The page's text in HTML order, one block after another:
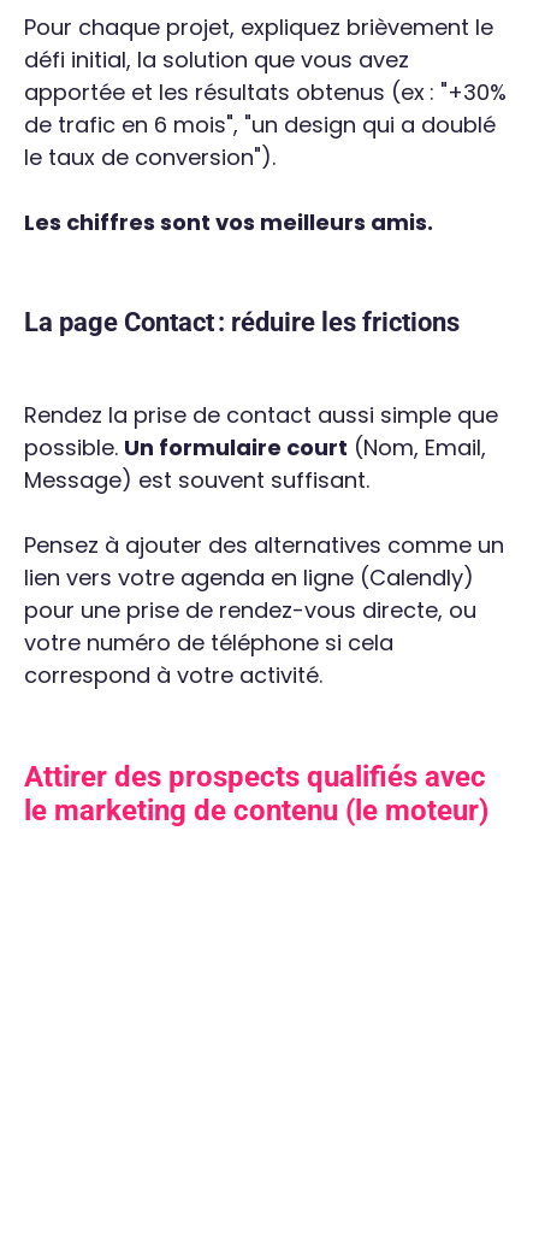
Pour chaque projet, expliquez brièvement le
défi initial, la solution que vous avez
apportée et les résultats obtenus (ex : "+30%
de trafic en 6 mois", "un design qui a doublé
le taux de conversion").
Les chiffres sont vos meilleurs amis.
La page Contact : réduire les frictions
Rendez la prise de contact aussi simple que
possible. Un formulaire court (Nom, Email,
Message) est souvent suffisant.
Pensez à ajouter des alternatives comme un
lien vers votre agenda en ligne (Calendly)
pour une prise de rendez-vous directe, ou
votre numéro de téléphone si cela
correspond à votre activité.
Attirer des prospects qualifiés avec
le marketing de contenu (le moteur)